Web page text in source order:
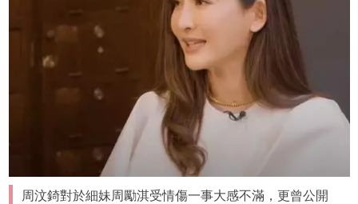
周汶錡對於細妹周勵淇受情傷一事大感不滿，更曾公開